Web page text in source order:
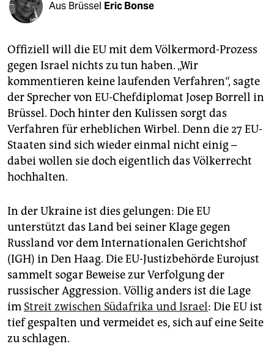
shop
fragen & hilfe
unterstützen
abo
genossenschaft
epaper login
Aus Brüssel Eric Bonse
Offiziell will die EU mit dem Völkermord-Prozess
gegen Israel nichts zu tun haben. „Wir
kommentieren keine laufenden Verfahren“, sagte
der Sprecher von EU-Chefdiplomat Josep Borrell in
Brüssel. Doch hinter den Kulissen sorgt das
Verfahren für erheblichen Wirbel. Denn die 27 EU-
Staaten sind sich wieder einmal nicht einig –
dabei wollen sie doch eigentlich das Völkerrecht
hochhalten.
In der Ukraine ist dies gelungen: Die EU
unterstützt das Land bei seiner Klage gegen
Russland vor dem Internationalen Gerichtshof
(IGH) in Den Haag. Die EU-Justizbehörde Eurojust
sammelt sogar Beweise zur Verfolgung der
russischer Aggression. Völlig anders ist die Lage
im Streit zwischen Südafrika und Israel: Die EU ist
tief gespalten und vermeidet es, sich auf eine Seite
zu schlagen.